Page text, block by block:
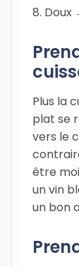
Doux
Plus la
plat se
vers le
être
un vin
un bon